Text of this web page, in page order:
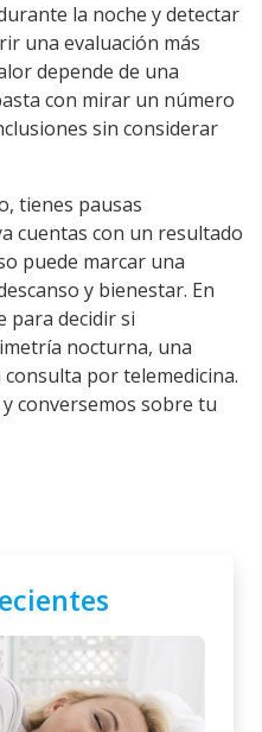
la noche y detectar
una evaluación más
depende de una
con mirar un número
sin considerar
tienes pausas
cuentas con un resultado
puede marcar una
y bienestar. En
para decidir si
nocturna, una
consulta por telemedicina.
conversemos sobre tu